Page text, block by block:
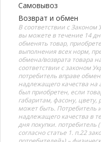
Самовывоз
Возврат и обмен
В соответствии с
вы можете в течение 14
обменять товар,
выполнения всех норм,
обмена/возврата товара
соответствии с законом
потребитель вправе
надлежащего качества на
был приобретен, если
габаритам, фасону,
может быть. Потребитель
надлежащего качества в
дня покупки. потребитель
согласно статье 1. п.22